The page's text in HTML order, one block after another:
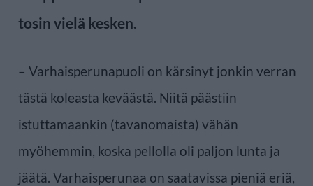
tosin vielä kesken.
– Varhaisperunapuoli on kärsinyt jonkin verran
tästä koleasta keväästä. Niitä päästiin
istuttamaankin (tavanomaista) vähän
myöhemmin, koska pellolla oli paljon lunta ja
jäätä. Varhaisperunaa on saatavissa pieniä eriä,